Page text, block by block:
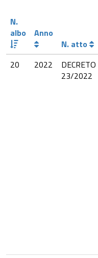
N.
albo
Anno
N. atto
20
2022
DECRETO
23/2022